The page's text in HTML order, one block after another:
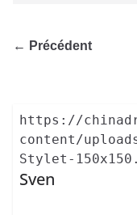
← Précédent
https://
content/
Stylet-
Sven